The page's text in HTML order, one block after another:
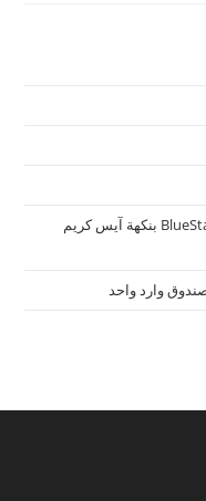
تشغيل اندرويد على الكمبيوتر عبر برنامج BlueStacks بنكهة آيس كريم